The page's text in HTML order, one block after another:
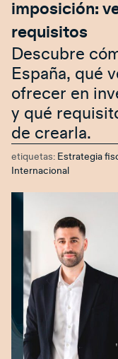
imposición:
requisitos
Descubre
España, qué
ofrecer en
y qué
de crearla.
etiquetas: Estrategia
Internacional